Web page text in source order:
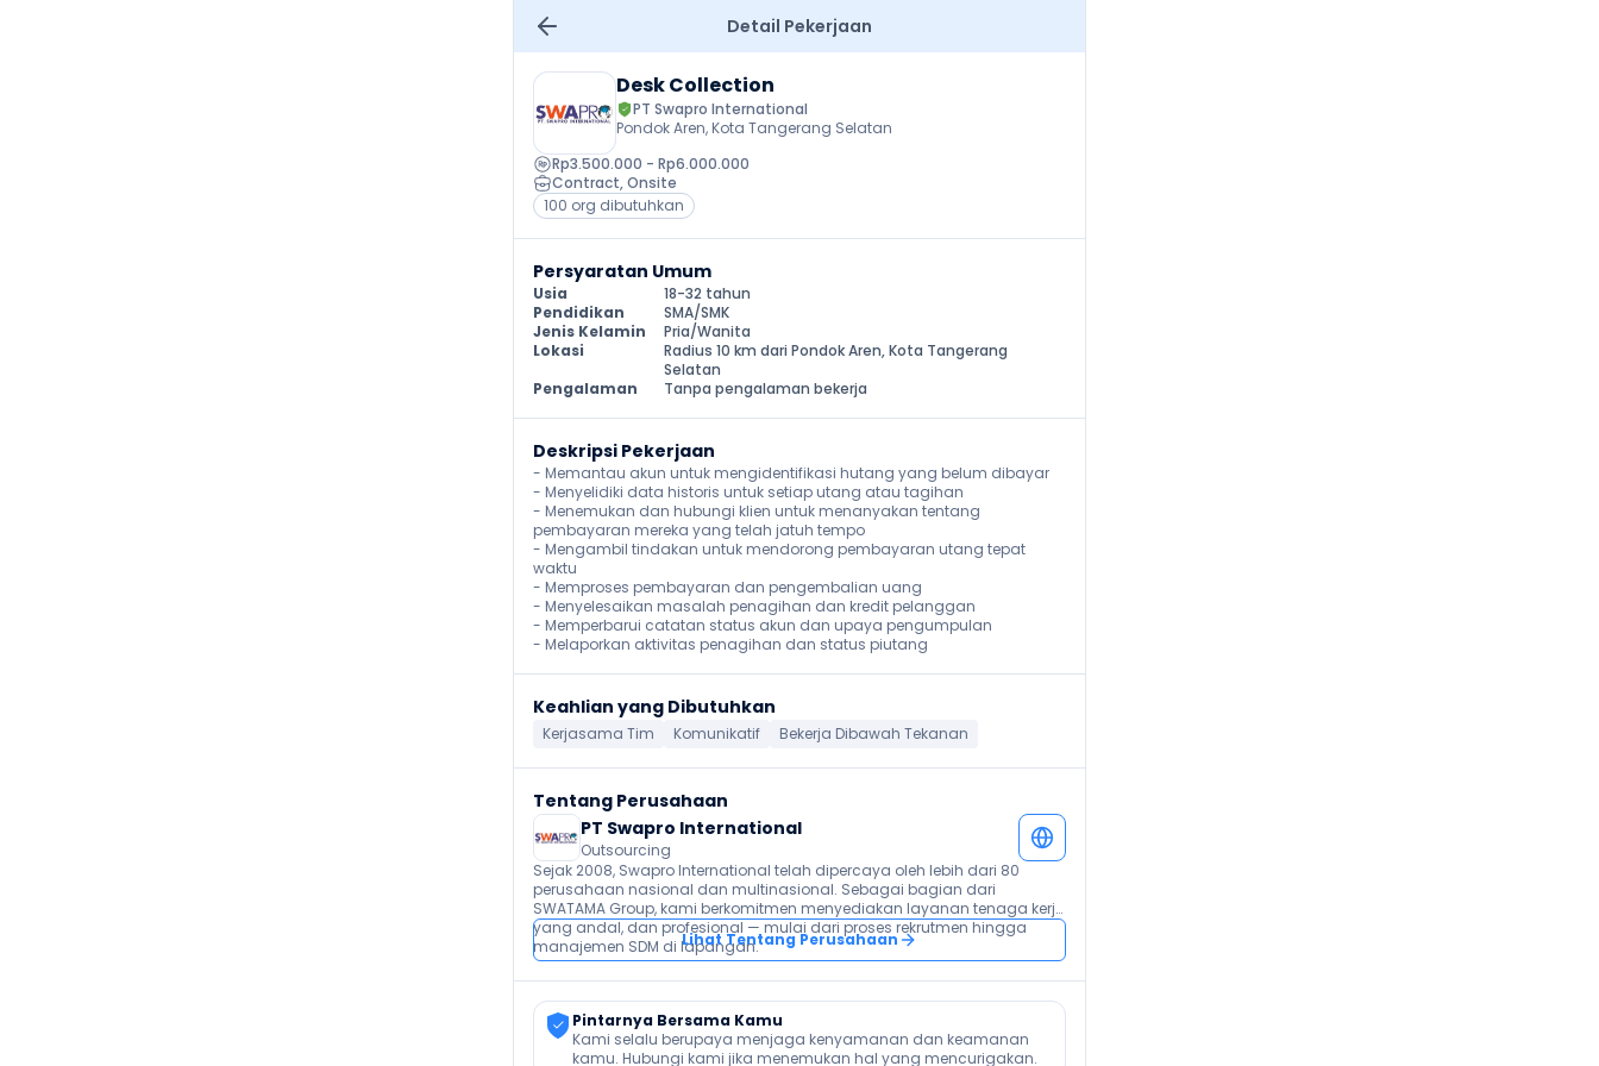
Detail Pekerjaan
Desk Collection
PT Swapro International
Pondok Aren, Kota Tangerang Selatan
Rp3.500.000 - Rp6.000.000
Contract, Onsite
100 org dibutuhkan
Persyaratan Umum
Usia
18-32 tahun
Pendidikan
SMA/SMK
Jenis Kelamin
Pria/Wanita
Lokasi
Radius 10 km dari Pondok Aren, Kota Tangerang
Selatan
Pengalaman
Tanpa pengalaman bekerja
Deskripsi Pekerjaan
- Memantau akun untuk mengidentifikasi hutang yang belum dibayar
- Menyelidiki data historis untuk setiap utang atau tagihan
- Menemukan dan hubungi klien untuk menanyakan tentang
pembayaran mereka yang telah jatuh tempo
- Mengambil tindakan untuk mendorong pembayaran utang tepat
waktu
- Memproses pembayaran dan pengembalian uang
- Menyelesaikan masalah penagihan dan kredit pelanggan
- Memperbarui catatan status akun dan upaya pengumpulan
- Melaporkan aktivitas penagihan dan status piutang
Keahlian yang Dibutuhkan
Kerjasama Tim Komunikatif Bekerja Dibawah Tekanan
Tentang Perusahaan
PT Swapro International
Outsourcing
Sejak 2008, Swapro International telah dipercaya oleh lebih dari 80
perusahaan nasional dan multinasional. Sebagai bagian dari
SWATAMA Group, kami berkomitmen menyediakan layanan tenaga kerja
yang andal, dan profesional — mulai dari proses rekrutmen hingga
manajemen SDM di lapangan.Lihat Tentang Perusahaan
Pintarnya Bersama Kamu
Kami selalu berupaya menjaga kenyamanan dan keamanan
kamu. Hubungi kami jika menemukan hal yang mencurigakan.